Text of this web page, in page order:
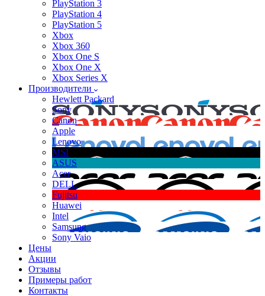
PlayStation 3
PlayStation 4
PlayStation 5
Xbox
Xbox 360
Xbox One S
Xbox One X
Xbox Series X
Производители
Hewlett Packard
Sony
Canon
Apple
Lenovo
MSI
ASUS
Acer
DELL
Fujitsu
Huawei
Intel
Samsung
Sony Vaio
Цены
Акции
Отзывы
Примеры работ
Контакты